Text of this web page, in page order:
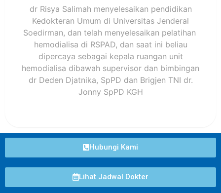
dr Risya Salimah menyelesaikan pendidikan
Kedokteran Umum di Universitas Jenderal
Soedirman, dan telah menyelesaikan pelatihan
hemodialisa di RSPAD, dan saat ini beliau
dipercaya sebagai kepala ruangan unit
hemodialisa dibawah supervisor dan bimbingan
dr Deden Djatnika, SpPD dan Brigjen TNI dr.
Jonny SpPD KGH
Hubungi Kami
Lihat Jadwal Dokter